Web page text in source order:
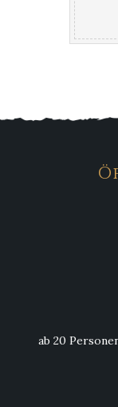
mit
ab 20